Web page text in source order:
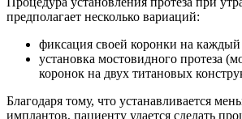
предполагает несколько вариаций:
фиксация своей коронки на каждый
установка мостовидного протеза
коронок на двух титановых
Благодаря тому, что устанавливается
имплантов, пациенту удается сделать